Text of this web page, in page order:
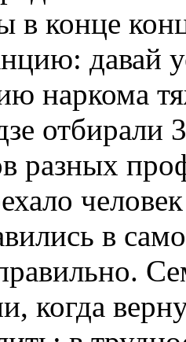
в конце
давай
наркома
отбирали
разных
в
когда